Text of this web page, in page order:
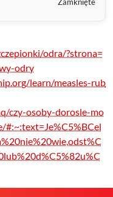
odra/?strona=
odry
learn/measles-rub
czy-osoby-dorosle-mo
#:~:text=Je%C5%BCel